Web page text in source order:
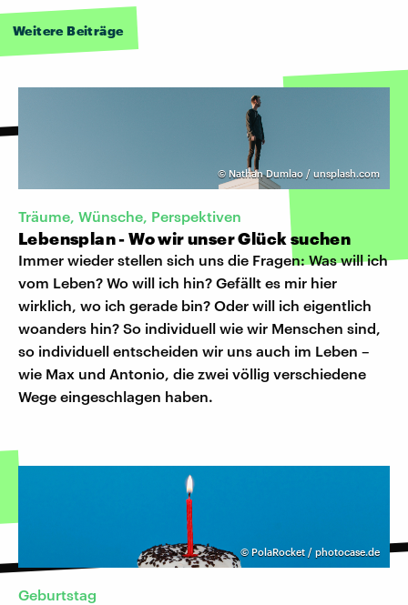
Weitere Beiträge
© Nathan Dumlao / unsplash.com
Träume, Wünsche, Perspektiven
Lebensplan - Wo wir unser Glück suchen
Immer wieder stellen sich uns die Fragen: Was will ich
vom Leben? Wo will ich hin? Gefällt es mir hier
wirklich, wo ich gerade bin? Oder will ich eigentlich
woanders hin? So individuell wie wir Menschen sind,
so individuell entscheiden wir uns auch im Leben –
wie Max und Antonio, die zwei völlig verschiedene
Wege eingeschlagen haben.
© PolaRocket / photocase.de
Geburtstag